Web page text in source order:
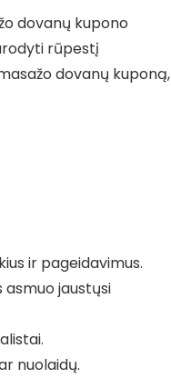
dovanų kupono
rūpestį
dovanų kuponą,
ir pageidavimus.
jaustųsi
nuolaidų.